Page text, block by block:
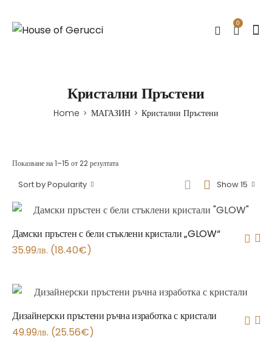
0
Кристални Пръстени
Home > МАГАЗИН > Кристални Пръстени
Показване на 1–15 от 22 резултата
Show 15
Sort by Popularity
Дамски пръстен с бели стъклени кристали „GLOW“
35.99лв. (18.40€)
Дизайнерски пръстени ръчна изработка с кристали
49.99лв. (25.56€)